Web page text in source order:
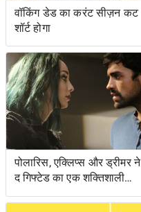
वॉकिंग डेड का करंट सीज़न कट
शॉर्ट होगा
पोलारिस, एक्लिप्स और ड्रीमर ने
द गिफ्टेड का एक शक्तिशाली
एपिसोड लंगर डाला